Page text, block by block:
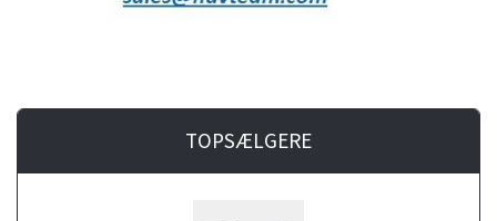
TOPSÆLGERE